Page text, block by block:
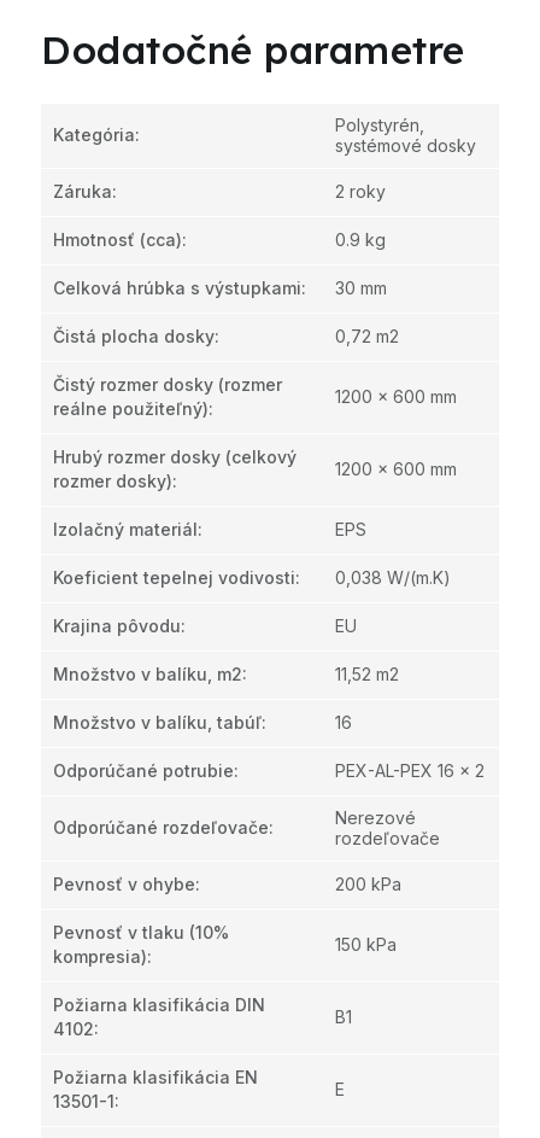
Dodatočné parametre
Kategória:
Polystyrén,
systémové dosky
Záruka: 2 roky
Hmotnosť (cca): 0.9 kg
Celková hrúbka s výstupkami: 30 mm
Čistá plocha dosky: 0,72 m2
Čistý rozmer dosky (rozmer
reálne použiteľný):
1200 x 600 mm
Hrubý rozmer dosky (celkový
rozmer dosky):
1200 x 600 mm
Izolačný materiál: EPS
Koeficient tepelnej vodivosti: 0,038 W/(m.K)
Krajina pôvodu: EU
Množstvo v balíku, m2: 11,52 m2
Množstvo v balíku, tabúľ: 16
Odporúčané potrubie: PEX-AL-PEX 16 x 2
Odporúčané rozdeľovače:
Nerezové
rozdeľovače
Pevnosť v ohybe: 200 kPa
Pevnosť v tlaku (10%
kompresia):
150 kPa
Požiarna klasifikácia DIN
4102:
B1
Požiarna klasifikácia EN
13501-1:
E